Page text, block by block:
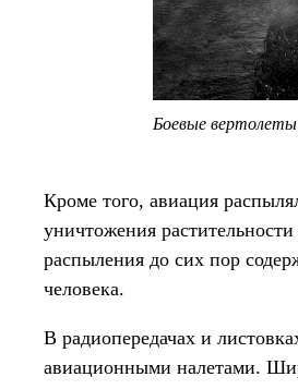
Боевые
Кроме того, авиация
уничтожения
распыления до сих пор
человека.
В радиопередачах и
авиационными налетами.